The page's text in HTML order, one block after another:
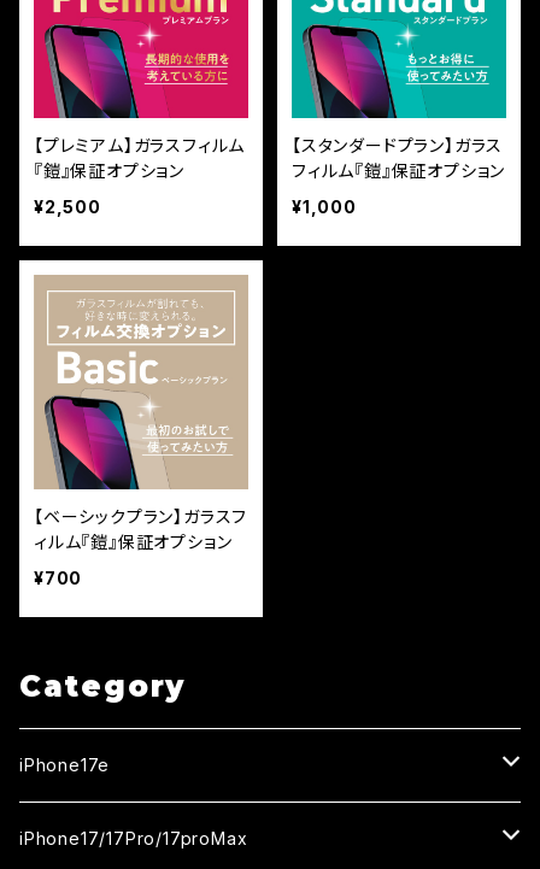
【プレミアム】ガラスフィルム
『鎧』保証オプション
¥2,500
【スタンダードプラン】ガラス
フィルム『鎧』保証オプション
¥1,000
【ベーシックプラン】ガラスフ
ィルム『鎧』保証オプション
¥700
Category
iPhone17e
ガラスフィルム
iPhone17/17Pro/17proMax